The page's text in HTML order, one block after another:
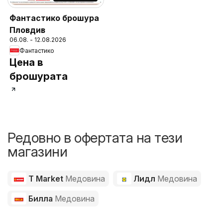
Фантастико брошура
Пловдив
06.08. - 12.08.2026
Фантастико
Цена в
брошурата
Редовно в офертата на тези
магазини
T Market Медовина Лидл Медовина
Билла Медовина